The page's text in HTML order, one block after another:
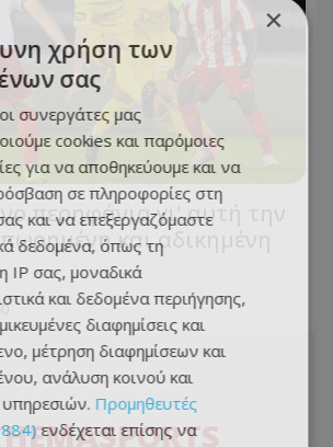
περηφάνια γι' αυτή την
και αδικημένη
×
χρήση των
σας
συνεργάτες μας
cookies και παρόμοιες
για να αποθηκεύουμε και να
σε πληροφορίες στη
και να επεξεργαζόμαστε
δεδομένα, όπως τη
IP σας, μοναδικά
και δεδομένα περιήγησης,
διαφημίσεις και
μέτρηση διαφημίσεων και
ανάλυση κοινού και
Προμηθευτές
ενδέχεται επίσης να